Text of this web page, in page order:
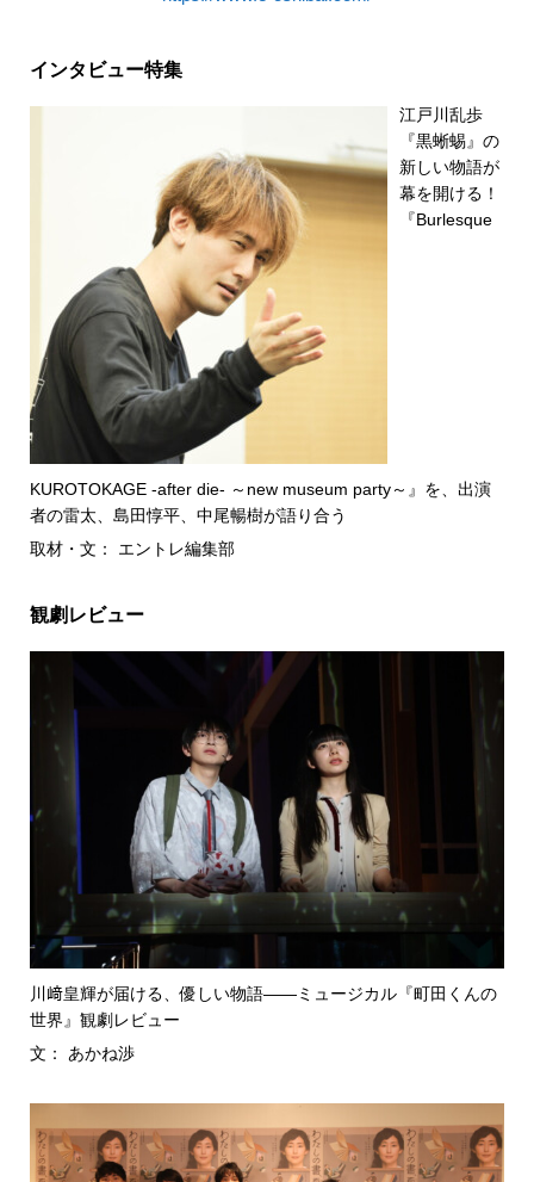
インタビュー特集
江戸川乱歩
『黒蜥蜴』の
新しい物語が
幕を開ける！
『Burlesque
KUROTOKAGE -after die- ～new museum party～』を、出演
者の雷太、島田惇平、中尾暢樹が語り合う
取材・文： エントレ編集部
観劇レビュー
川﨑皇輝が届ける、優しい物語――ミュージカル『町田くんの
世界』観劇レビュー
文： あかね渉